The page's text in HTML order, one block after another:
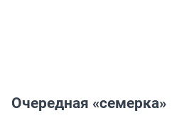
Очередная «семерка»